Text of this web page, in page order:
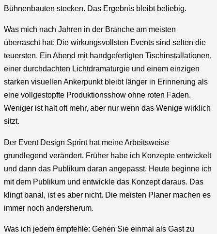
Bühnenbauten stecken. Das Ergebnis bleibt beliebig.
Was mich nach Jahren in der Branche am meisten
überrascht hat: Die wirkungsvollsten Events sind selten die
teuersten. Ein Abend mit handgefertigten Tischinstallationen,
einer durchdachten Lichtdramaturgie und einem einzigen
starken visuellen Ankerpunkt bleibt länger in Erinnerung als
eine vollgestopfte Produktionsshow ohne roten Faden.
Weniger ist halt oft mehr, aber nur wenn das Wenige wirklich
sitzt.
Der Event Design Sprint hat meine Arbeitsweise
grundlegend verändert. Früher habe ich Konzepte entwickelt
und dann das Publikum daran angepasst. Heute beginne ich
mit dem Publikum und entwickle das Konzept daraus. Das
klingt banal, ist es aber nicht. Die meisten Planer machen es
immer noch andersherum.
Was ich jedem empfehle: Gehen Sie einmal als Gast zu